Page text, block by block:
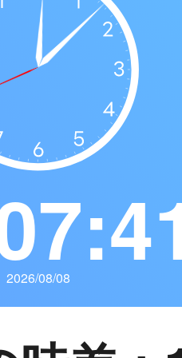
2026/08/08